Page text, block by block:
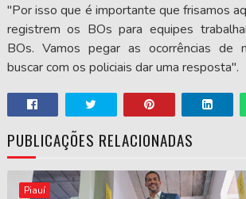
"Por isso que é importante que frisamos
registrem os BOs para equipes
BOs. Vamos pegar as ocorrências de
buscar com os policiais dar uma resposta".
PUBLICAÇÕES RELACIONADAS
Piauí